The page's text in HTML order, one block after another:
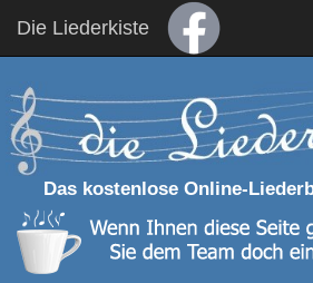
Die Liederkiste
Das kostenlose Online-